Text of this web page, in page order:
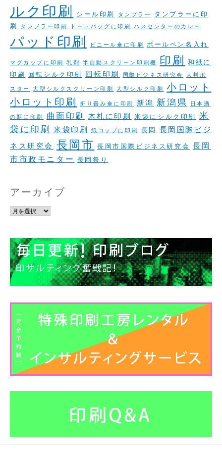
ルク印刷
シール印刷 タンブラー
タンブラーに印
刷
タンブラー印刷 トートバッグに印刷 バスセンターのカレー
パッド印刷 ビニール傘に印刷 ボールペン名入れ
マグカップに印刷 乳剤 半自動スクリーン印刷機 印刷 和紙に
印刷 回転シルク印刷 回転印刷 国際ビジネス研究会
大判ポ
スター
大型シルクスクリーン印刷 大型シルク印刷
小ロット
小ロット印刷
折り畳み傘に印刷 新潟 新潟県
日本酒
の瓶に印刷
曲面印刷 木札に印刷 米袋にシルク印刷 米
袋に印刷 米袋印刷 紙コップに印刷 長岡
長岡国際ビジ
ネス研究会 長岡市 長岡市国際ビジネス研究会 長岡
市市政モニター 長岡祭り
アーカイブ
ア
カ
イ
ブ